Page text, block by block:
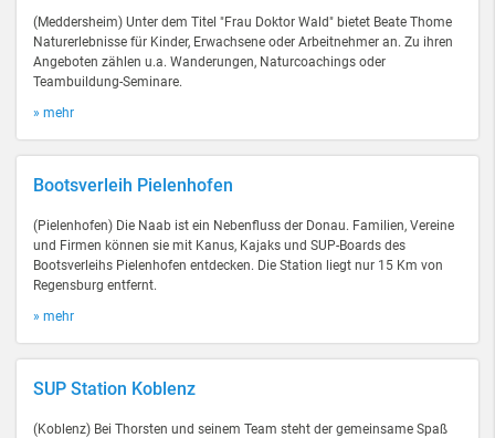
(Meddersheim) Unter dem Titel "Frau Doktor Wald" bietet Beate Thome
Naturerlebnisse für Kinder, Erwachsene oder Arbeitnehmer an. Zu ihren
Angeboten zählen u.a. Wanderungen, Naturcoachings oder
Teambuildung-Seminare.
» mehr
Bootsverleih Pielenhofen
(Pielenhofen) Die Naab ist ein Nebenfluss der Donau. Familien, Vereine
und Firmen können sie mit Kanus, Kajaks und SUP-Boards des
Bootsverleihs Pielenhofen entdecken. Die Station liegt nur 15 Km von
Regensburg entfernt.
» mehr
SUP Station Koblenz
(Koblenz) Bei Thorsten und seinem Team steht der gemeinsame Spaß